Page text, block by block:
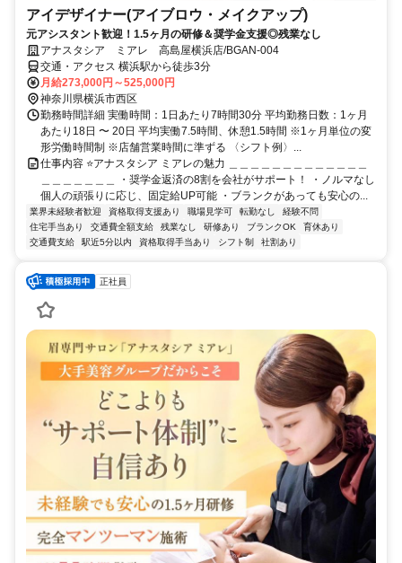
アイデザイナー(アイブロウ・メイクアップ)
元アシスタント歓迎！1.5ヶ月の研修＆奨学金支援◎残業なし
アナスタシア ミアレ 高島屋横浜店/BGAN-004
交通・アクセス 横浜駅から徒歩3分
月給273,000円～525,000円
神奈川県横浜市西区
勤務時間詳細 実働時間：1日あたり7時間30分 平均勤務日数：1ヶ月
あたり18日 〜 20日 平均実働7.5時間、休憩1.5時間 ※1ヶ月単位の変
形労働時間制 ※店舗営業時間に準ずる 〈シフト例〉...
仕事内容 ⭐アナスタシア ミアレの魅力 ＿＿＿＿＿＿＿＿＿＿＿＿＿
＿＿＿＿＿＿＿ ・奨学金返済の8割を会社がサポート！ ・ノルマなし
個人の頑張りに応じ、固定給UP可能 ・ブランクがあっても安心の...
業界未経験者歓迎 資格取得支援あり 職場見学可 転勤なし
経験不問
住宅手当あり
交通費全額支給 残業なし 研修あり ブランクOK
育休あり
交通費支給
駅近5分以内 資格取得手当あり シフト制 社割あり
正社員